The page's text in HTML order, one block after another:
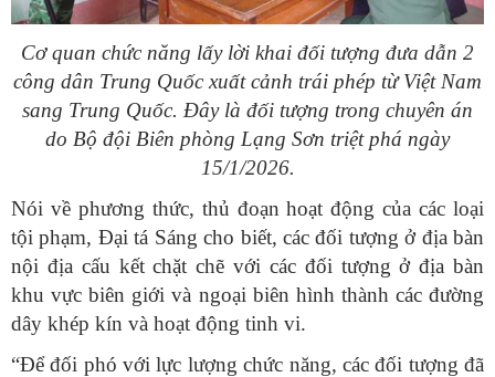
Cơ quan chức năng lấy lời khai đối tượng đưa dẫn 2
công dân Trung Quốc xuất cảnh trái phép từ Việt Nam
sang Trung Quốc. Đây là đối tượng trong chuyên án
do Bộ đội Biên phòng Lạng Sơn triệt phá ngày
15/1/2026.
Nói về phương thức, thủ đoạn hoạt động của các loại
tội phạm, Đại tá Sáng cho biết, các đối tượng ở địa bàn
nội địa cấu kết chặt chẽ với các đối tượng ở địa bàn
khu vực biên giới và ngoại biên hình thành các đường
dây khép kín và hoạt động tinh vi.
“Để đối phó với lực lượng chức năng, các đối tượng đã